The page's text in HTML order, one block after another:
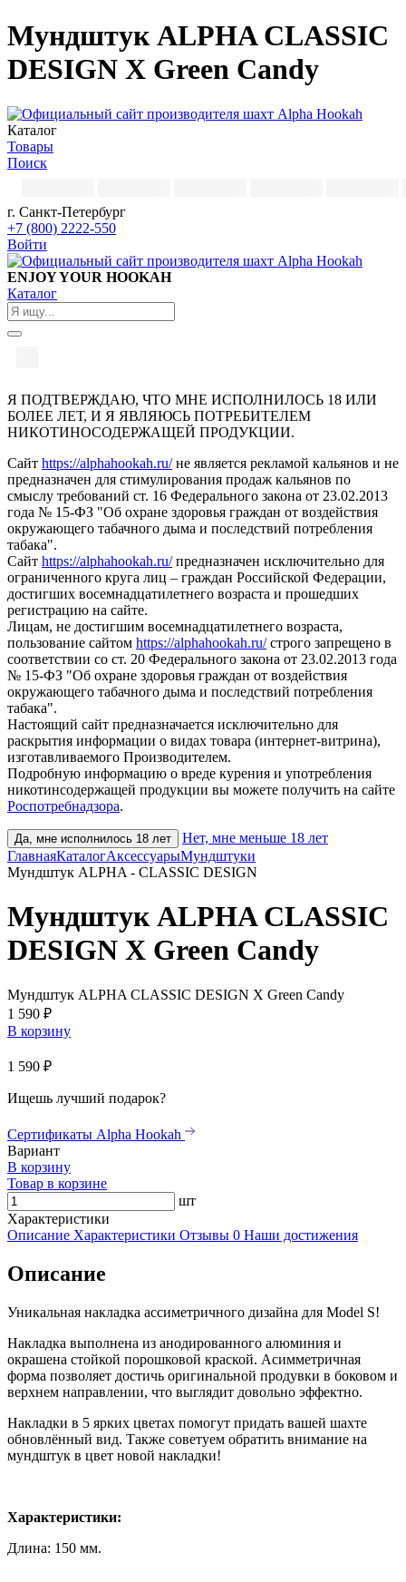
Мундштук ALPHA CLASSIC
DESIGN X Green Candy
Каталог
Товары
Поиск
г. Санкт-Петербург
+7 (800) 2222-550
Войти
ENJOY YOUR HOOKAH
Каталог
Я ПОДТВЕРЖДАЮ, ЧТО МНЕ ИСПОЛНИЛОСЬ 18 ИЛИ
БОЛЕЕ ЛЕТ, И Я ЯВЛЯЮСЬ ПОТРЕБИТЕЛЕМ
НИКОТИНОСОДЕРЖАЩЕЙ ПРОДУКЦИИ.
Сайт https://alphahookah.ru/не является рекламой кальянов и не
предназначен для стимулирования продаж кальянов по
смыслу требований ст. 16 Федерального закона от 23.02.2013
года № 15-ФЗ "Об охране здоровья граждан от воздействия
окружающего табачного дыма и последствий потребления
табака".
Сайт https://alphahookah.ru/предназначен исключительно для
ограниченного круга лиц – граждан Российской Федерации,
достигших восемнадцатилетнего возраста и прошедших
регистрацию на сайте.
Лицам, не достигшим восемнадцатилетнего возраста,
пользование сайтом https://alphahookah.ru/строго запрещено в
соответствии со ст. 20 Федерального закона от 23.02.2013 года
№ 15-ФЗ "Об охране здоровья граждан от воздействия
окружающего табачного дыма и последствий потребления
табака".
Настоящий сайт предназначается исключительно для
раскрытия информации о видах товара (интернет-витрина),
изготавливаемого Производителем.
Подробную информацию о вреде курения и употребления
никотинсодержащей продукции вы можете получить на сайте
Роспотребнадзора.
Да, мне исполнилось 18 лет
Нет, мне меньше 18 лет
ГлавнаяКаталогАксессуарыМундштуки
Мундштук ALPHA - CLASSIC DESIGN
Мундштук ALPHA CLASSIC
DESIGN X Green Candy
Мундштук ALPHA CLASSIC DESIGN X Green Candy
1 590 ₽
В корзину
1 590 ₽
Ищешь лучший подарок?
Сертификаты Alpha Hookah
Вариант
В корзину
Товар в корзине
шт
Характеристики
Описание Характеристики Отзывы 0 Наши достижения
Описание
Уникальная накладка ассиметричного дизайна для Model S!
Накладка выполнена из анодированного алюминия и
окрашена стойкой порошковой краской. Асимметричная
форма позволяет достичь оригинальной продувки в боковом и
верхнем направлении, что выглядит довольно эффектно.
Накладки в 5 ярких цветах помогут придать вашей шахте
обновлённый вид. Также советуем обратить внимание на
мундштук в цвет новой накладки!
Характеристики:
Длина: 150 мм.